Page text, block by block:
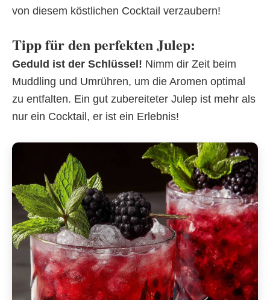
von diesem köstlichen Cocktail verzaubern!
Tipp für den perfekten Julep:
Geduld ist der Schlüssel! Nimm dir Zeit beim
Muddling und Umrühren, um die Aromen optimal
zu entfalten. Ein gut zubereiteter Julep ist mehr als
nur ein Cocktail, er ist ein Erlebnis!